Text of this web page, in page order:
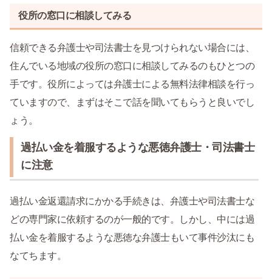
役所の窓口に相談してみる
信頼できる弁護士や司法書士を見つけられない場合には、
住んでいる地域の役所の窓口に相談してみるのもひとつの
手です。役所によっては弁護士による無料法律相談を行っ
ていますので、まずはそこで話を聞いてもらうと良いでし
ょう。
過払い金を着服するような悪徳弁護士・司法書士
に注意
過払い金返還請求にかかる手続きは、弁護士や司法書士な
どの専門家に依頼するのが一般的です。しかし、中には過
払い金を着服するような悪徳な弁護士もいて事件沙汰にも
なてちます。